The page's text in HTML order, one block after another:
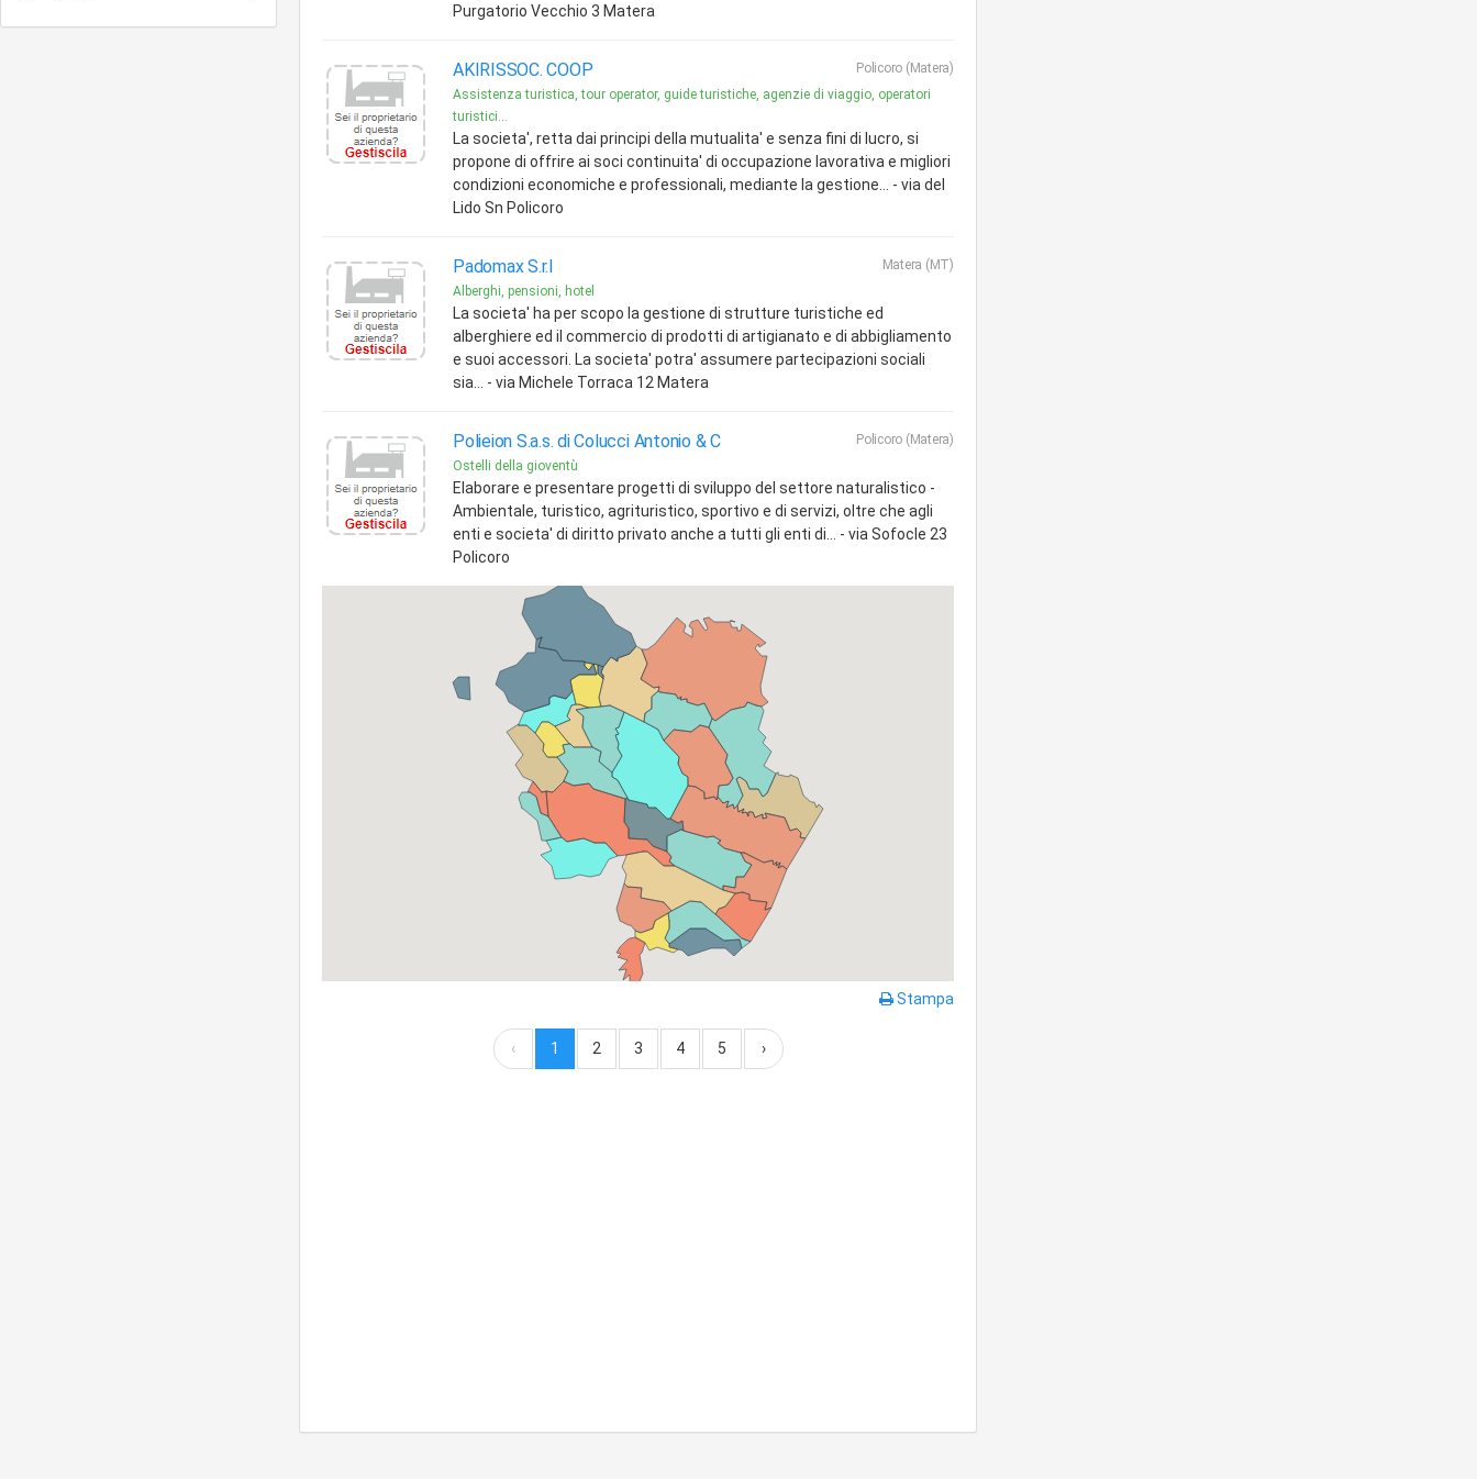
Purgatorio Vecchio 3 Matera
AKIRISSOC. COOP
Policoro (Matera)
Assistenza turistica, tour operator, guide turistiche, agenzie di viaggio, operatori
turistici...
La societa', retta dai principi della mutualita' e senza fini di lucro, si
propone di offrire ai soci continuita' di occupazione lavorativa e migliori
condizioni economiche e professionali, mediante la gestione... - via del
Lido Sn Policoro
Padomax S.r.l
Matera (MT)
Alberghi, pensioni, hotel
La societa' ha per scopo la gestione di strutture turistiche ed
alberghiere ed il commercio di prodotti di artigianato e di abbigliamento
e suoi accessori. La societa' potra' assumere partecipazioni sociali
sia... - via Michele Torraca 12 Matera
Polieion S.a.s. di Colucci Antonio & C
Policoro (Matera)
Ostelli della gioventù
Elaborare e presentare progetti di sviluppo del settore naturalistico -
Ambientale, turistico, agrituristico, sportivo e di servizi, oltre che agli
enti e societa' di diritto privato anche a tutti gli enti di... - via Sofocle 23
Policoro
Stampa
‹ 1 2 3 4 5 ›